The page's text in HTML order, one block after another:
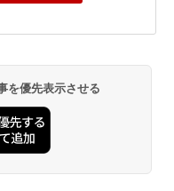
を優先表示させる